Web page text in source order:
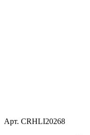
Арт. CRHLI20268